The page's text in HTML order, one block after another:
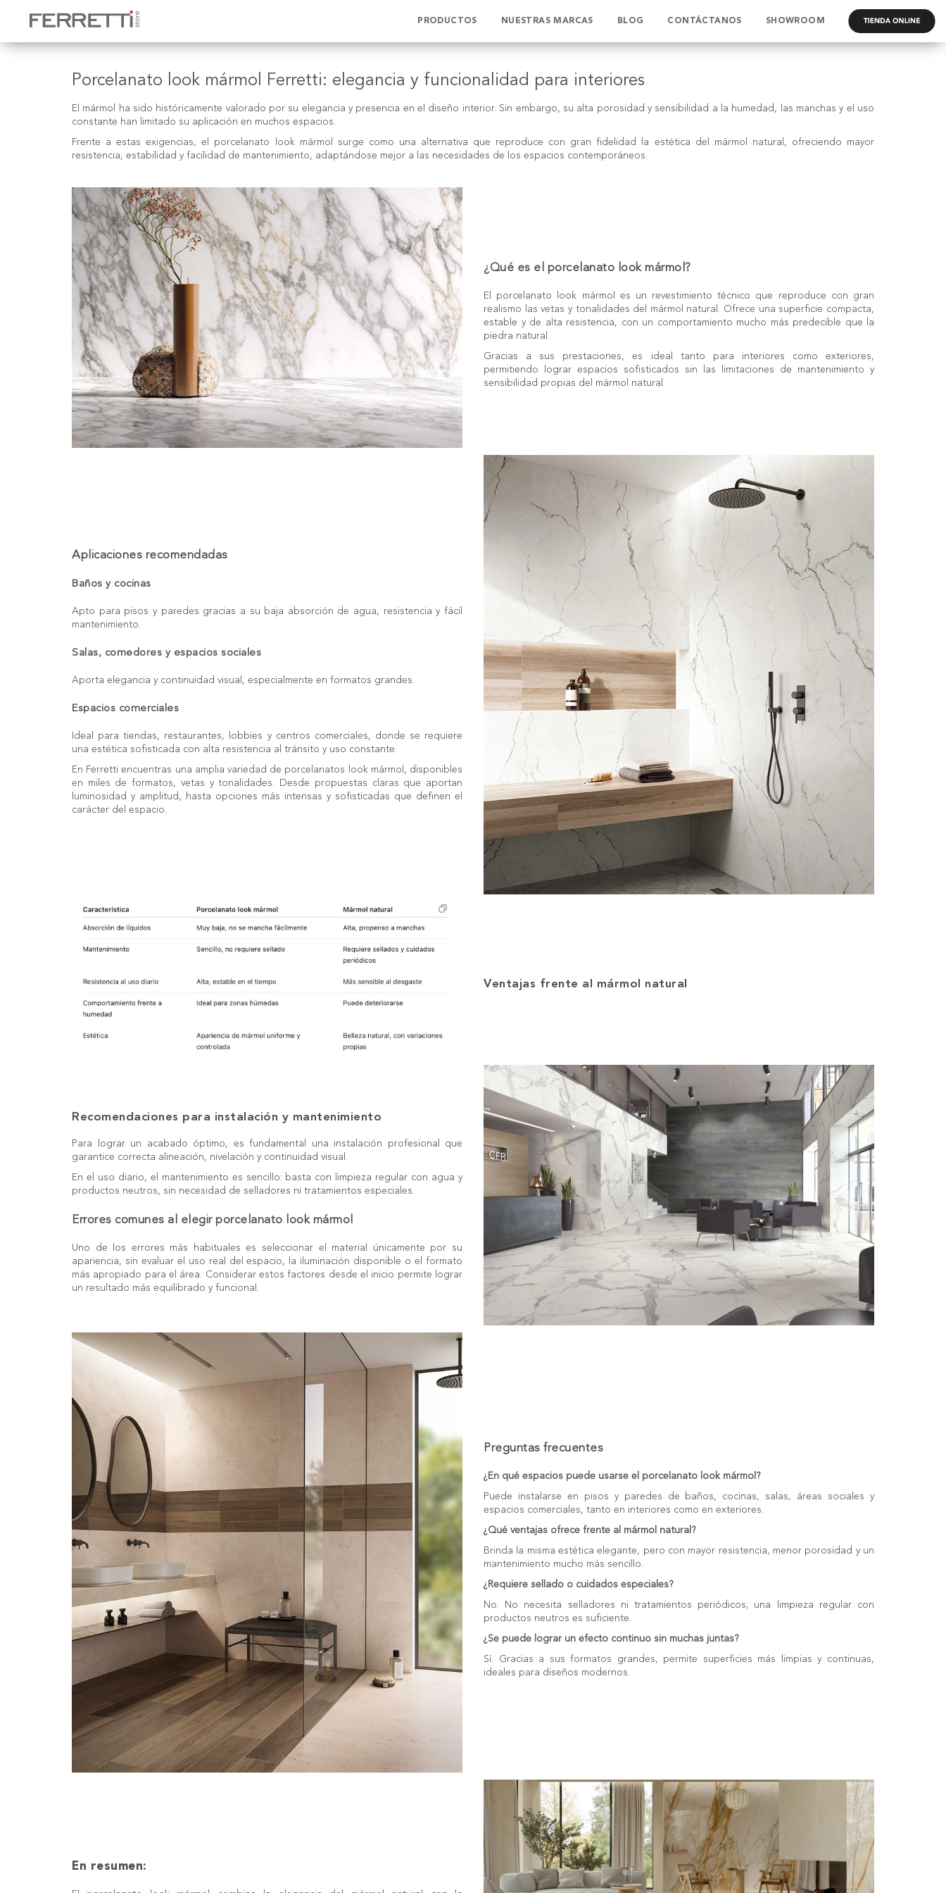
PRODUCTOS NUESTRAS MARCAS BLOG CONTÁCTANOS SHOWROOM .
Porcelanato look mármol Ferretti: elegancia y funcionalidad para interiores
El mármol ha sido históricamente valorado por su elegancia y presencia en el diseño interior. Sin embargo, su alta porosidad y sensibilidad a la humedad, las manchas y el uso
constante han limitado su aplicación en muchos espacios.
Frente a estas exigencias, el porcelanato look mármol
surge como una alternativa que reproduce con gran fidelidad la estética del mármol natural, ofreciendo mayor
resistencia, estabilidad y facilidad de mantenimiento, adaptándose mejor a las necesidades de los espacios contemporáneos.
¿Qué es el porcelanato look mármol?
El porcelanato look mármol es un revestimiento técnico que reproduce con gran
realismo las vetas y tonalidades del mármol natural. Ofrece una superficie compacta,
estable y de alta resistencia, con un comportamiento mucho más predecible que la
piedra natural.
Gracias a sus prestaciones, es ideal tanto para interiores como exteriores,
permitiendo lograr espacios sofisticados sin las limitaciones de mantenimiento y
sensibilidad propias del mármol natural.
Aplicaciones recomendadas
Baños y cocinas
Apto para pisos y paredes gracias a su baja absorción de agua, resistencia y fácil
mantenimiento.
Salas, comedores y espacios sociales
Aporta elegancia y continuidad visual, especialmente en formatos grandes.
Espacios comerciales
Ideal para tiendas, restaurantes, lobbies y centros comerciales, donde se requiere
una estética sofisticada con alta resistencia al tránsito y uso constante.
En Ferretti encuentras una amplia variedad de porcelanatos look mármol, disponibles
en miles de formatos, vetas y tonalidades. Desde propuestas claras que aportan
luminosidad y amplitud, hasta opciones más intensas y sofisticadas que definen el
carácter del espacio.
Ventajas frente al mármol natural
Recomendaciones para instalación y mantenimiento
Para lograr un acabado óptimo, es fundamental una instalación profesional que
garantice correcta alineación, nivelación y continuidad visual.
En el uso diario, el mantenimiento es sencillo: basta con limpieza regular con agua y
productos neutros, sin necesidad de selladores ni tratamientos especiales.
Errores comunes al elegir porcelanato look mármol
Uno de los errores más habituales es seleccionar el material únicamente por su
apariencia, sin evaluar el uso real del espacio, la iluminación disponible o el formato
más apropiado para el área. Considerar estos factores desde el inicio permite lograr
un resultado más equilibrado y funcional.
Preguntas frecuentes
¿En qué espacios puede usarse el porcelanato look mármol?
Puede instalarse en pisos y paredes de baños, cocinas, salas, áreas sociales y
espacios comerciales, tanto en interiores como en exteriores.
¿Qué ventajas ofrece frente al mármol natural?
Brinda la misma estética elegante, pero con mayor resistencia, menor porosidad y un
mantenimiento mucho más sencillo.
¿Requiere sellado o cuidados especiales?
No. No necesita selladores ni tratamientos periódicos; una limpieza regular con
productos neutros es suficiente.
¿Se puede lograr un efecto continuo sin muchas juntas?
Sí. Gracias a sus formatos grandes, permite superficies más limpias y continuas,
ideales para diseños modernos.
En resumen: